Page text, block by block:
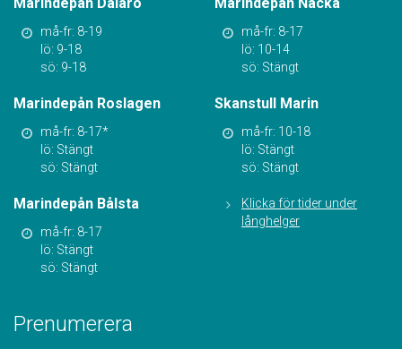
Marindepån Dalarö
må-fr: 8-19
lö: 9-18
sö: 9-18
Marindepån Nacka
må-fr: 8-17
lö: 10-14
sö: Stängt
Marindepån Roslagen
må-fr: 8-17*
lö: Stängt
sö: Stängt
Skanstull Marin
må-fr: 10-18
lö: Stängt
sö: Stängt
Marindepån Bålsta
må-fr: 8-17
lö: Stängt
sö: Stängt
Klicka för tider under
långhelger
Prenumerera